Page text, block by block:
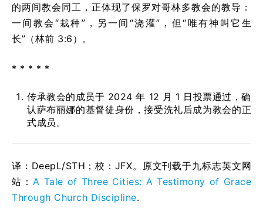
的两间教会同工，正体现了保罗对哥林多教会的教导：
一间教会“栽种”，另一间“浇灌”，但“唯有神叫它生
长”（林前 3:6）。
* * * * *
传承教会的成员于 2024 年 12 月 1 日投票通过，确
认萨布丽娜的基督徒身份，接受洗礼后成为教会的正
式成员。
译：DeepL/STH；校： JFX。原文刊载于九标志英文网
站： A Tale of Three Cities: A Testimony of Grace
Through Church Discipline.